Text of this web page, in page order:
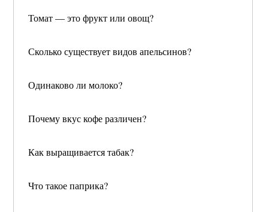
Томат — это фрукт или овощ?
Сколько существует видов апельсинов?
Одинаково ли молоко?
Почему вкус кофе различен?
Как выращивается табак?
Что такое паприка?